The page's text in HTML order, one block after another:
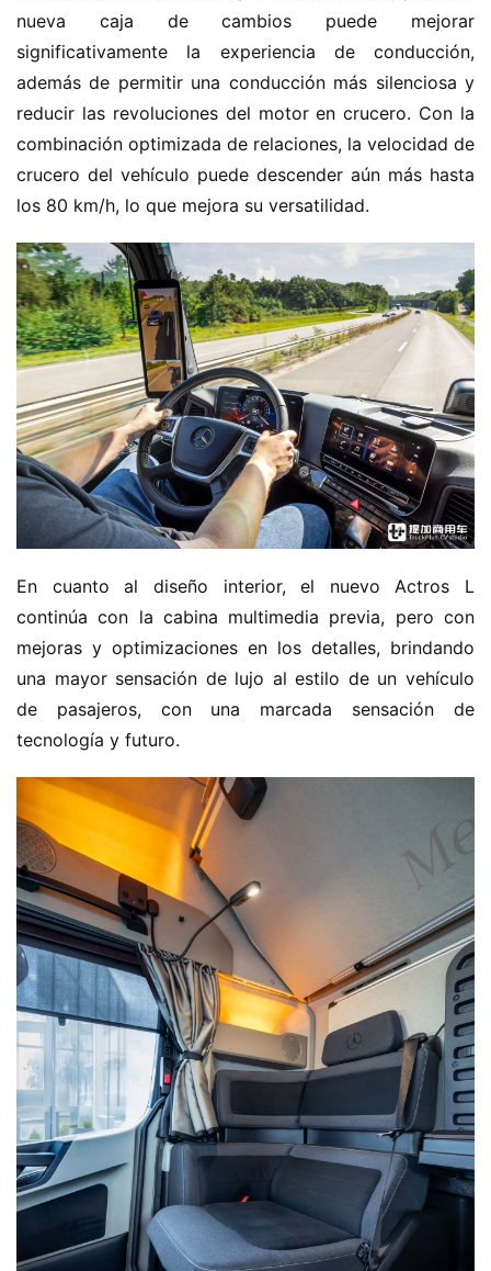
nueva caja de cambios puede mejorar
significativamente la experiencia de conducción,
además de permitir una conducción más silenciosa y
reducir las revoluciones del motor en crucero. Con la
combinación optimizada de relaciones, la velocidad de
crucero del vehículo puede descender aún más hasta
los 80 km/h, lo que mejora su versatilidad.
En cuanto al diseño interior, el nuevo Actros L
continúa con la cabina multimedia previa, pero con
mejoras y optimizaciones en los detalles, brindando
una mayor sensación de lujo al estilo de un vehículo
de pasajeros, con una marcada sensación de
tecnología y futuro.